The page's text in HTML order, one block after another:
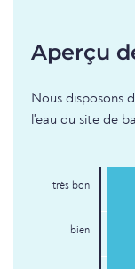
Aperçu
Nous disposons
l'eau du site de
très bon
bien